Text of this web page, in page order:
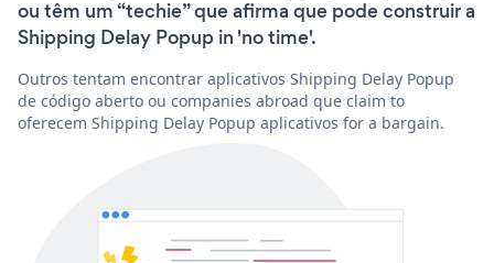
ou têm um “techie” que afirma que pode construir a
Shipping Delay Popup in 'no time'.
Outros tentam encontrar aplicativos Shipping Delay Popup
de código aberto ou companies abroad que claim to
oferecem Shipping Delay Popup aplicativos for a bargain.